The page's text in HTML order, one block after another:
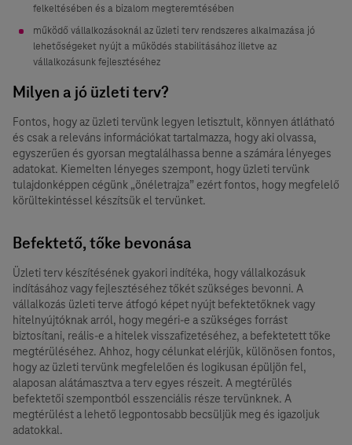
felkeltésében és a bizalom megteremtésében
működő vállalkozásoknál az üzleti terv rendszeres alkalmazása jó
lehetőségeket nyújt a működés stabilitásához illetve az
vállalkozásunk fejlesztéséhez
Milyen a jó üzleti terv?
Fontos, hogy az üzleti tervünk legyen letisztult, könnyen átlátható
és csak a releváns információkat tartalmazza, hogy aki olvassa,
egyszerűen és gyorsan megtalálhassa benne a számára lényeges
adatokat. Kiemelten lényeges szempont, hogy üzleti tervünk
tulajdonképpen cégünk „önéletrajza” ezért fontos, hogy megfelelő
körültekintéssel készítsük el tervünket.
Befektető, tőke bevonása
Üzleti terv készítésének gyakori indítéka, hogy vállalkozásuk
indításához vagy fejlesztéséhez tőkét szükséges bevonni. A
vállalkozás üzleti terve átfogó képet nyújt befektetőknek vagy
hitelnyújtóknak arról, hogy megéri-e a szükséges forrást
biztosítani, reális-e a hitelek visszafizetéséhez, a befektetett tőke
megtérüléséhez. Ahhoz, hogy célunkat elérjük, különösen fontos,
hogy az üzleti tervünk megfelelően és logikusan épüljön fel,
alaposan alátámasztva a terv egyes részeit. A megtérülés
befektetői szempontból esszenciális része tervünknek. A
megtérülést a lehető legpontosabb becsüljük meg és igazoljuk
adatokkal.